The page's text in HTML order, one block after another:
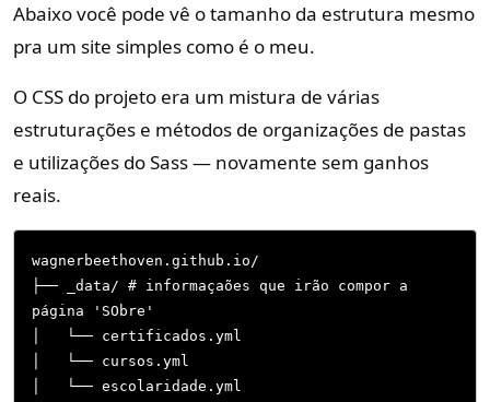
Abaixo você pode vê o tamanho da estrutura mesmo
pra um site simples como é o meu.
O CSS do projeto era um mistura de várias
estruturações e métodos de organizações de pastas
e utilizações do Sass — novamente sem ganhos
reais.
wagnerbeethoven.github.io/
├── _data/ # informaçaões que irão compor a
página 'SObre'
│   └── certificados.yml
│   └── cursos.yml
│   └── escolaridade.yml